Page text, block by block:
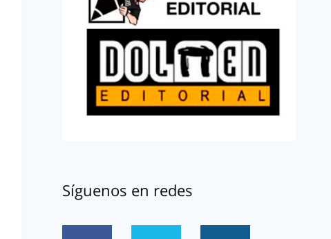
Síguenos en redes